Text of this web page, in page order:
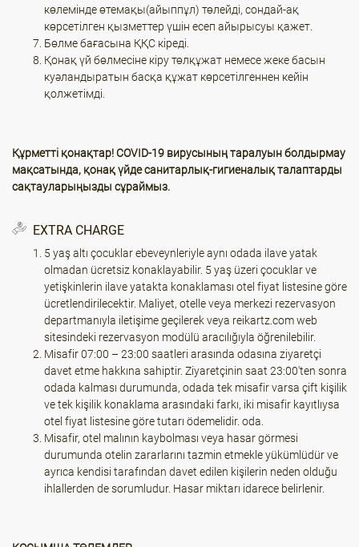
көлемінде өтемақы(айыппұл) төлейді, сондай-ақ
көрсетілген қызметтер үшін есеп айырысуы қажет.
Бөлме бағасына ҚҚС кіреді.
Қонақ үй бөлмесіне кіру төлқұжат немесе жеке басын
куәландыратын басқа құжат көрсетілгеннен кейін
қолжетімді.
Құрметті қонақтар! COVID-19 вирусының таралуын болдырмау
мақсатында, қонақ үйде санитарлық-гигиеналық талаптарды
сақтауларыңызды сұраймыз.
EXTRA CHARGE
5 yaş altı çocuklar ebeveynleriyle aynı odada ilave yatak
olmadan ücretsiz konaklayabilir. 5 yaş üzeri çocuklar ve
yetişkinlerin ilave yatakta konaklaması otel fiyat listesine göre
ücretlendirilecektir. Maliyet, otelle veya merkezi rezervasyon
departmanıyla iletişime geçilerek veya reikartz.com web
sitesindeki rezervasyon modülü aracılığıyla öğrenilebilir.
Misafir 07:00 – 23:00 saatleri arasında odasına ziyaretçi
davet etme hakkına sahiptir. Ziyaretçinin saat 23:00'ten sonra
odada kalması durumunda, odada tek misafir varsa çift kişilik
ve tek kişilik konaklama arasındaki farkı, iki misafir kayıtlıysa
otel fiyat listesine göre tutarı ödemelidir. oda.
Misafir, otel malının kaybolması veya hasar görmesi
durumunda otelin zararlarını tazmin etmekle yükümlüdür ve
ayrıca kendisi tarafından davet edilen kişilerin neden olduğu
ihlallerden de sorumludur. Hasar miktarı idarece belirlenir.